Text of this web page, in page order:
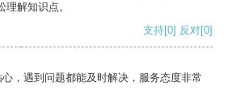
解知识点。
支持[0] 反对[0]
，遇到问题都能及时解决，服务态度非常